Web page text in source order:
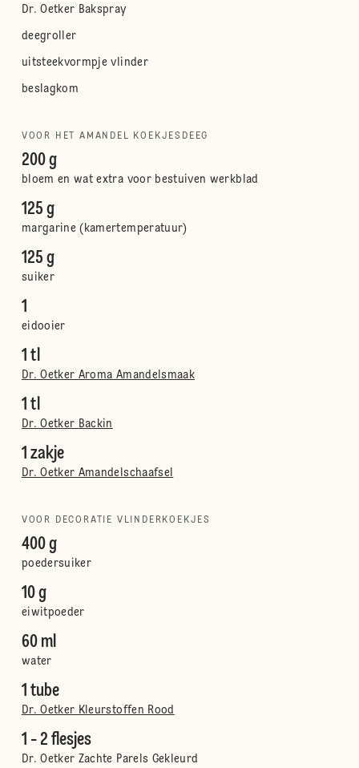
Dr. Oetker Bakspray
deegroller
uitsteekvormpje vlinder
beslagkom
VOOR HET AMANDEL KOEKJESDEEG
200 g
bloem en wat extra voor bestuiven werkblad
125 g
margarine (kamertemperatuur)
125 g
suiker
1
eidooier
1 tl
Dr. Oetker Aroma Amandelsmaak
1 tl
Dr. Oetker Backin
1 zakje
Dr. Oetker Amandelschaafsel
VOOR DECORATIE VLINDERKOEKJES
400 g
poedersuiker
10 g
eiwitpoeder
60 ml
water
1 tube
Dr. Oetker Kleurstoffen Rood
1 - 2 flesjes
Dr. Oetker Zachte Parels Gekleurd